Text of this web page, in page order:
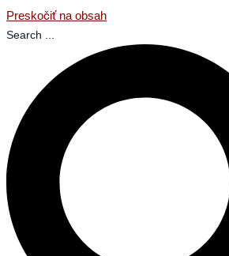
Preskočiť na obsah
Search ...